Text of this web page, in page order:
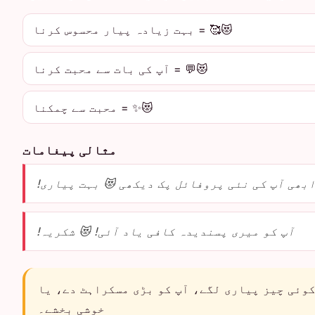
😻🥰 = بہت زیادہ پیار محسوس کرنا
😻💬 = آپ کی بات سے محبت کرنا
😻✨ = محبت سے چمکنا
مثالی پیغامات
ابھی آپ کی نئی پروفائل پک دیکھی 😻 بہت پیاری!
آپ کو میری پسندیدہ کافی یاد آئی! 😻 شکریہ!
چیز پیاری لگے، آپ کو بڑی مسکراہٹ دے، یا
خوشی بخشے۔